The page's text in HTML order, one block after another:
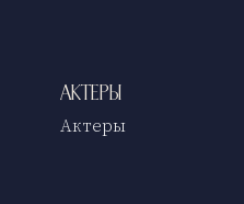
Актеры
Актеры